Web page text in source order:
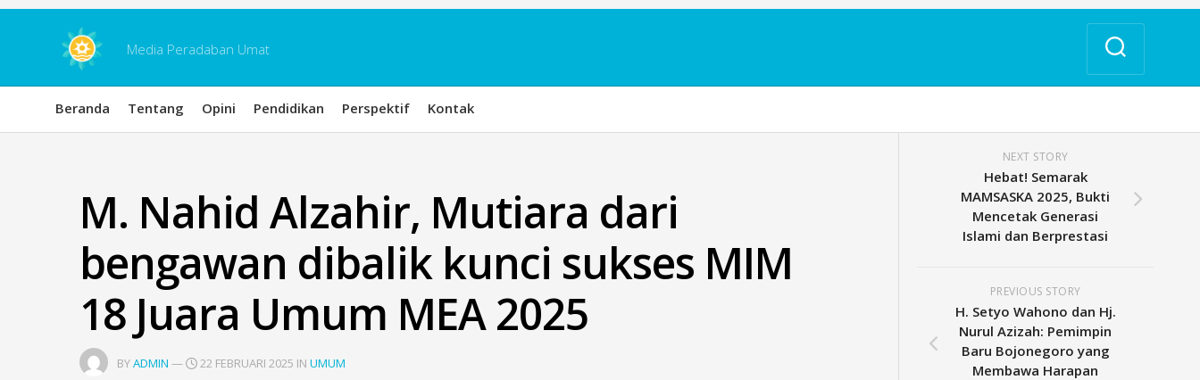
Skip
Media Peradaban Umat
Beranda Tentang Opini Pendidikan Perspektif Kontak
M. Nahid Alzahir, Mutiara dari
bengawan dibalik kunci sukses MIM
18 Juara Umum MEA 2025
BYADMIN — 22 FEBRUARI 2025 INUMUM
NEXT STORY
Hebat! Semarak
MAMSASKA 2025, Bukti
Mencetak Generasi
Islami dan Berprestasi
PREVIOUS STORY
H. Setyo Wahono dan Hj.
Nurul Azizah: Pemimpin
Baru Bojonegoro yang
Membawa Harapan